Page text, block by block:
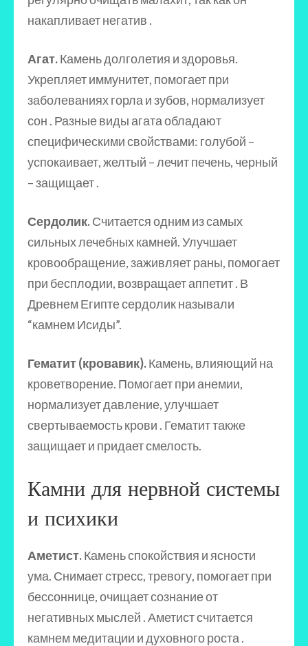
накапливает негатив .
Агат.Камень долголетия и здоровья.
Укрепляет иммунитет, помогает при
заболеваниях горла и зубов, нормализует
сон . Разные виды агата обладают
специфическими свойствами: голубой –
успокаивает, желтый – лечит печень, черный
– защищает .
Сердолик.Считается одним из самых
сильных лечебных камней. Улучшает
кровообращение, заживляет раны, помогает
при бесплодии, возвращает аппетит . В
Древнем Египте сердолик называли
“камнем Исиды”.
Гематит (кровавик).Камень, влияющий на
кроветворение. Помогает при анемии,
нормализует давление, улучшает
свертываемость крови . Гематит также
защищает и придает смелость.
Камни для нервной системы
и психики
Аметист.Камень спокойствия и ясности
ума. Снимает стресс, тревогу, помогает при
бессоннице, очищает сознание от
негативных мыслей . Аметист считается
камнем медитации и духовного роста .